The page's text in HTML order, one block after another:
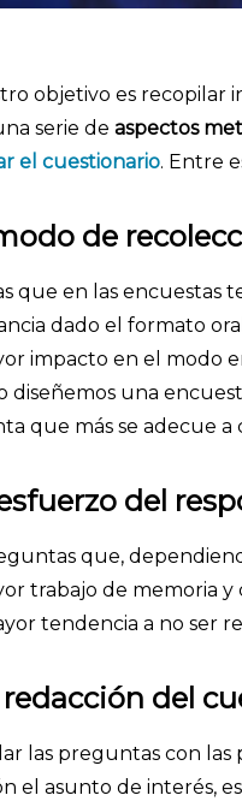
objetivo es recopilar
serie de aspectos
el cuestionario. Entre
de
que en las encuestas
dado el formato
impacto en el modo
diseñemos una
que más se adecue a
del
que,
trabajo de memoria
tendencia a no ser
redacción del
las preguntas con las
el asunto de interés,